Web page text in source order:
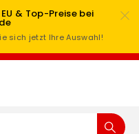
& Top-Preise bei
sich jetzt Ihre Auswahl!